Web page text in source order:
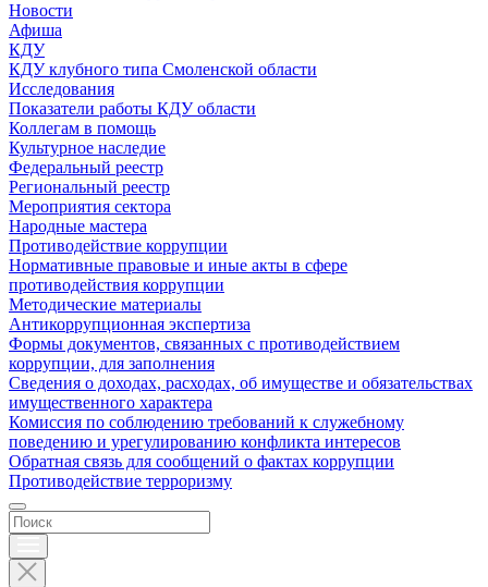
Новости
Афиша
КДУ
КДУ клубного типа Смоленской области
Исследования
Показатели работы КДУ области
Коллегам в помощь
Культурное наследие
Федеральный реестр
Региональный реестр
Мероприятия сектора
Народные мастера
Противодействие коррупции
Нормативные правовые и иные акты в сфере
противодействия коррупции
Методические материалы
Антикоррупционная экспертиза
Формы документов, связанных с противодействием
коррупции, для заполнения
Сведения о доходах, расходах, об имуществе и обязательствах
имущественного характера
Комиссия по соблюдению требований к служебному
поведению и урегулированию конфликта интересов
Обратная связь для сообщений о фактах коррупции
Противодействие терроризму